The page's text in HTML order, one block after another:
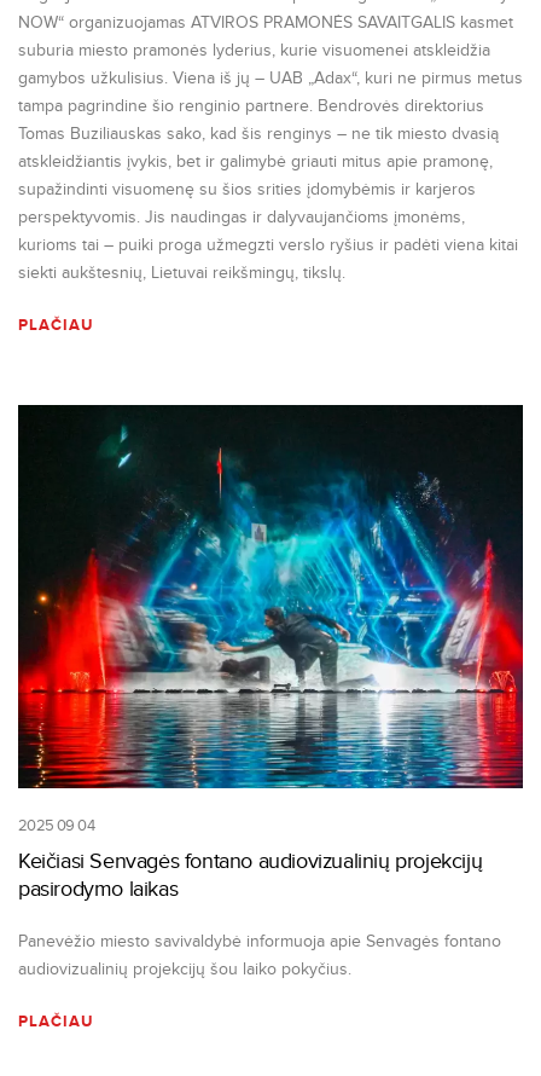
NOW“ organizuojamas ATVIROS PRAMONĖS SAVAITGALIS kasmet
suburia miesto pramonės lyderius, kurie visuomenei atskleidžia
gamybos užkulisius. Viena iš jų – UAB „Adax“, kuri ne pirmus metus
tampa pagrindine šio renginio partnere. Bendrovės direktorius
Tomas Buziliauskas sako, kad šis renginys – ne tik miesto dvasią
atskleidžiantis įvykis, bet ir galimybė griauti mitus apie pramonę,
supažindinti visuomenę su šios srities įdomybėmis ir karjeros
perspektyvomis. Jis naudingas ir dalyvaujančioms įmonėms,
kurioms tai – puiki proga užmegzti verslo ryšius ir padėti viena kitai
siekti aukštesnių, Lietuvai reikšmingų, tikslų.
PLAČIAU
2025 09 04
Keičiasi Senvagės fontano audiovizualinių projekcijų
pasirodymo laikas
Panevėžio miesto savivaldybė informuoja apie Senvagės fontano
audiovizualinių projekcijų šou laiko pokyčius.
PLAČIAU